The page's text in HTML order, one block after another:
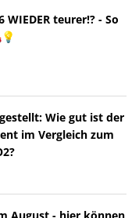
WIEDER teurer!? - So
Wie gut ist der
im Vergleich zum